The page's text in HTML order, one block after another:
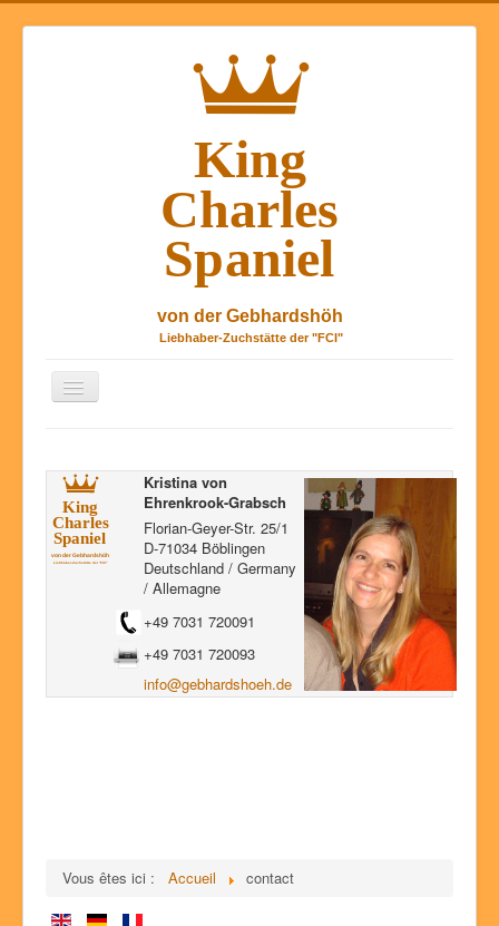
Basculer
à propos
succès Dog Show
portées
Kristina von
Ehrenkrook-Grabsch
Florian-Geyer-Str. 25/1
D-71034 Böblingen
Deutschland / Germany
/ Allemagne
+49 7031 720091
+49 7031 720093
info@gebhardshoeh.de
Vous êtes ici : Accueil contact